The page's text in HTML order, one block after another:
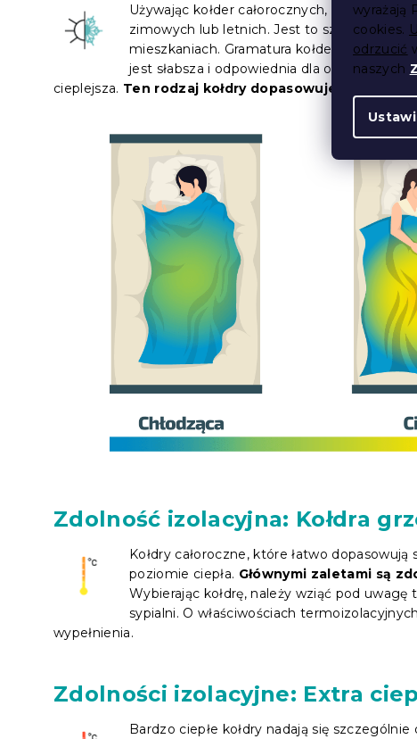
wyrażają
cookies.
odrzucić
naszych
Używając kołder całorocznych, nie
zimowych lub letnich. Jest to szczególnie
mieszkaniach. Gramatura kołder
jest słabsza i odpowiednia dla osób, które
cieplejsza. Ten rodzaj kołdry dopasowuje się do
Zdolność izolacyjna: Kołdra
Kołdry całoroczne, które łatwo
poziomie ciepła. Głównymi zaletami są
Wybierając kołdrę, należy wziąć pod
sypialni. O właściwościach
wypełnienia.
Zdolności izolacyjne: Extra
Bardzo ciepłe kołdry nadają się